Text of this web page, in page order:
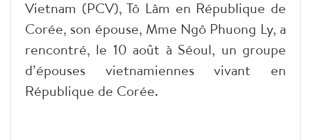
Vietnam (PCV), Tô Lâm en République de
Corée, son épouse, Mme Ngô Phuong Ly, a
rencontré, le 10 août à Séoul, un groupe
d’épouses vietnamiennes vivant en
République de Corée.